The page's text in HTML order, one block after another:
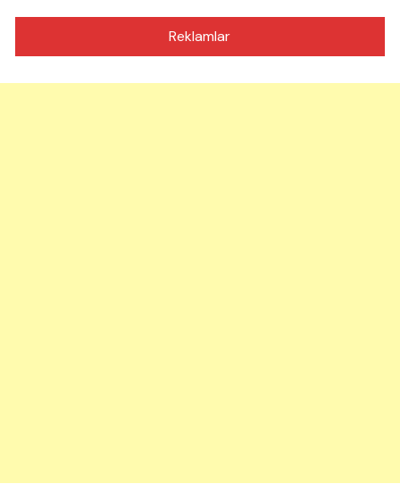
Reklamlar